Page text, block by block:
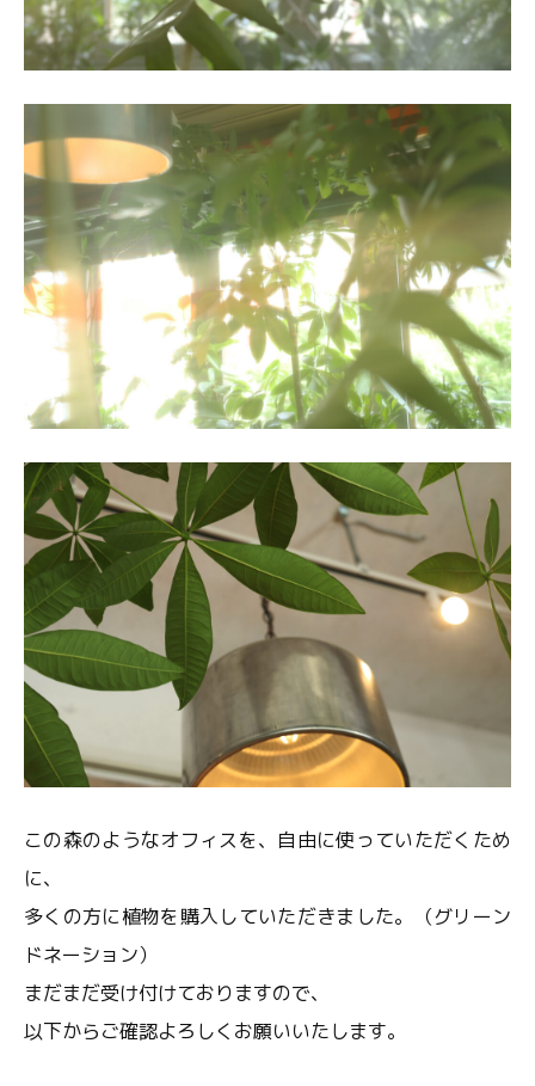
この森のようなオフィスを、自由に使っていただくため
に、
多くの方に植物を購入していただきました。（グリーン
ドネーション）
まだまだ受け付けておりますので、
以下からご確認よろしくお願いいたします。